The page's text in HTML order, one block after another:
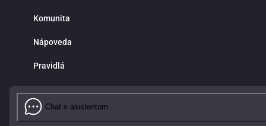
Komunita
Nápoveda
Pravidlá
Chat s asistentom